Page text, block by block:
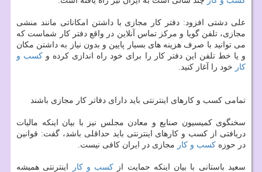
علی دشتی افزود: دفتر كار مجازی با داشتن امكاناتی مانند منشی
مجازی، تلفن گویا و مركز تماس آنلاین در واقع دفتر كار شماست كه
می توانید با صرف هزینه های بسیار پایین و بدون نیاز به داشتن مكان
و یا خط تلفن این دفتر كار را برای خود راه اندازی كرده و كسب و
كار خود را آغاز كنید.
تمامی كسب و كارهای اینترنتی باید دارای دفاتر كار مجازی باشند
سخنگوی كمیسیون صنایع و معادن مجلس نیز با بیان اینكه مالیات
دریافتی از كسب ‌و كارهای اینترنتی باید حداقلی باشد، گفت: قوانین
در حوزه كسب و كار مجازی در ایران كافی نیست.
سعید باستانی با بیان اینكه حمایت از كسب و كار
اینترنتی همیشه